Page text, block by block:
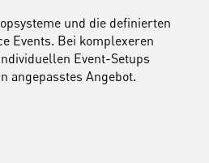
und die definierten
Events. Bei komplexeren
Event-Setups
angepasstes Angebot.